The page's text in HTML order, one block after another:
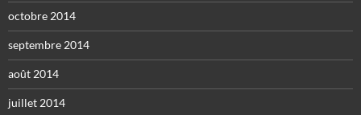
octobre 2014
septembre 2014
août 2014
juillet 2014